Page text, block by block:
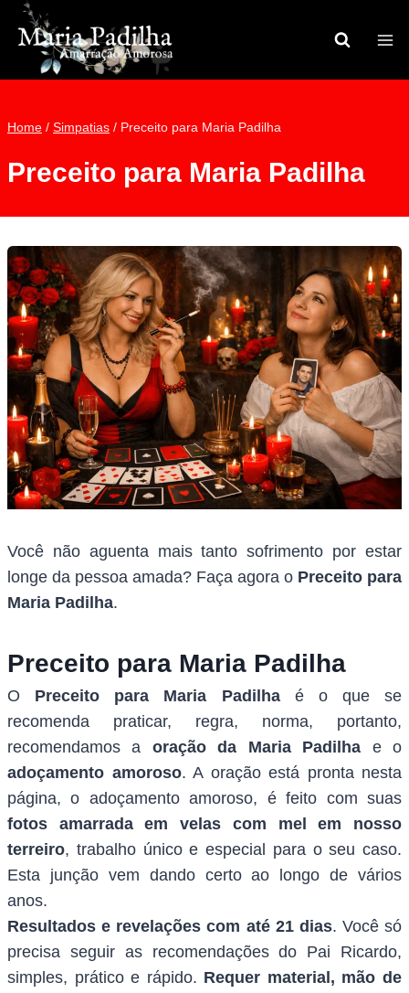
Pular
para
Conteúdo
Home / Simpatias / Preceito para Maria Padilha
Preceito para Maria Padilha
Você não aguenta mais tanto sofrimento por estar
longe da pessoa amada? Faça agora o Preceito para
Maria Padilha.
Preceito para Maria Padilha
O Preceito para Maria Padilhaé o que se
recomenda praticar, regra, norma, portanto,
recomendamos a oração da Maria Padilha e o
adoçamento amoroso. A oração está pronta nesta
página, o adoçamento amoroso, é feito com suas
fotos amarrada em velas com mel em nosso
terreiro, trabalho único e especial para o seu caso.
Esta junção vem dando certo ao longo de vários
anos.
Resultados e revelações com até 21 dias. Você só
precisa seguir as recomendações do Pai Ricardo,
simples, prático e rápido. Requer material, mão de